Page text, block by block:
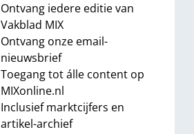
Ontvang iedere editie van
Vakblad MIX
Ontvang onze email-
nieuwsbrief
Toegang tot álle content op
MIXonline.nl
Inclusief marktcijfers en
artikel-archief